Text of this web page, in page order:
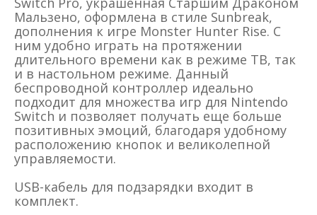
Мальзено, оформлена в стиле Sunbreak,
дополнения к игре Monster Hunter Rise. С
ним удобно играть на протяжении
длительного времени как в режиме ТВ, так
и в настольном режиме. Данный
беспроводной контроллер идеально
подходит для множества игр для Nintendo
Switch и позволяет получать еще больше
позитивных эмоций, благодаря удобному
расположению кнопок и великолепной
управляемости.
USB-кабель для подзарядки входит в
комплект.